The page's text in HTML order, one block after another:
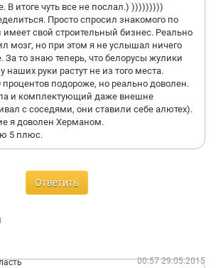
В итоге чуть все не послал.) )))))))))
Просто спросил знакомого по
имеет свой строительный бизнес. Реально
мозг, но при этом я не услышал ничего
За то знаю теперь, что белорусы жулики
наших руки растут не из того места.
подороже, но реально доволен.
и комплектующий даже внешне
с соседями, они ставили себе алютех).
я доволен Херманом.
5 плюс.
Ответить
00:57 29.05.2015